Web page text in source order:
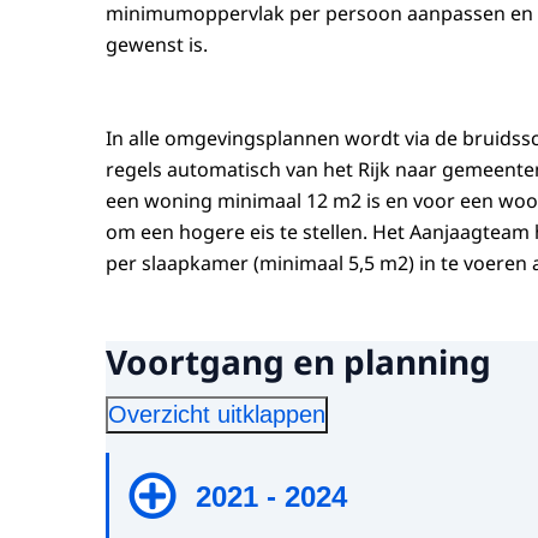
minimumoppervlak per persoon aanpassen
gewenst is.
In alle omgevingsplannen wordt via de
regels automatisch van het Rijk naar
een woning minimaal 12 m2 is en voor een
om een hogere eis te stellen. Het
per slaapkamer (minimaal 5,5 m2) in te voeren
Voortgang en planning
Overzicht uitklappen
2021 - 2024